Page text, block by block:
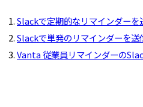
Slackで定期的なリマインダーを
Slackで単発のリマインダーを送
Vanta 従業員リマインダーの